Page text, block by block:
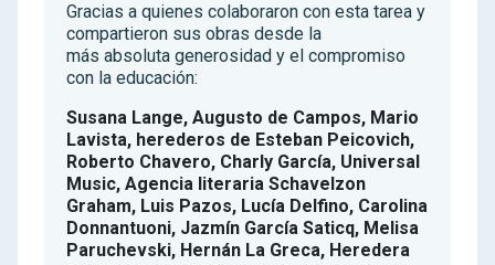
Gracias a quienes colaboraron con esta tarea y
compartieron sus obras desde la
más absoluta generosidad y el compromiso
con la educación:
Susana Lange, Augusto de Campos, Mario
Lavista, herederos de Esteban Peicovich,
Roberto Chavero, Charly García, Universal
Music, Agencia literaria Schavelzon
Graham, Luis Pazos, Lucía Delfino, Carolina
Donnantuoni, Jazmín García Saticq, Melisa
Paruchevski, Hernán La Greca, Heredera